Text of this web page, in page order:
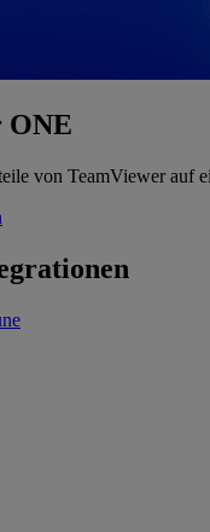
ONE
von TeamViewer auf